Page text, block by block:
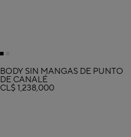
BODY SIN MANGAS DE PUNTO
DE CANALÉ
CL$ 1,238,000